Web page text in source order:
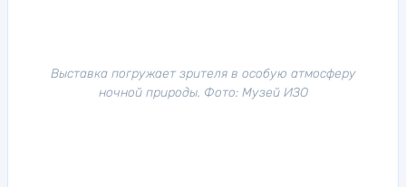
Выставка погружает зрителя в особую атмосферу
ночной природы. Фото: Музей ИЗО